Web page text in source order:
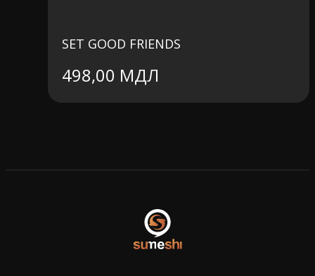
SET GOOD FRIENDS
498,00 МДЛ